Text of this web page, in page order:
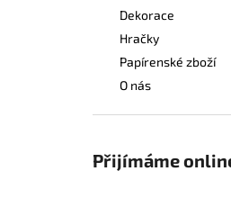
Dekorace
Hračky
Papírenské zboží
O nás
Přijímáme
PROSTĚRADLO
KŘEMENNÁ
690 Kč